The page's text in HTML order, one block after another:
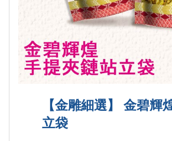
【金雕細選】 金碧輝
立袋